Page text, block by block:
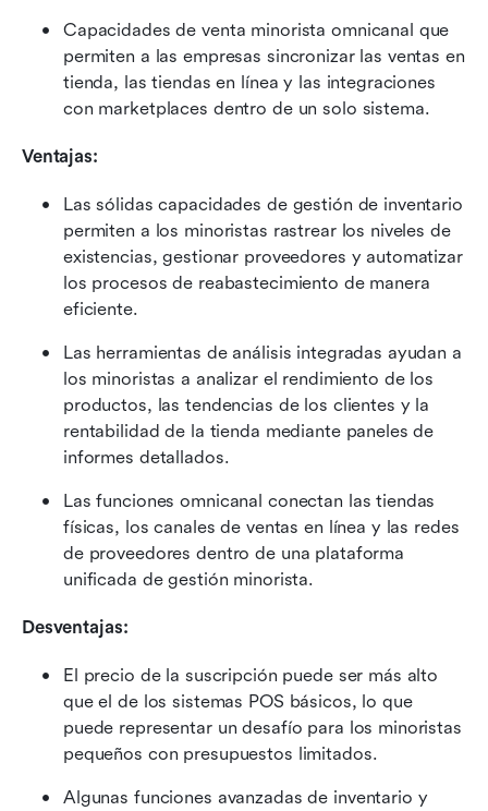
Capacidades de venta minorista omnicanal que
permiten a las empresas sincronizar las ventas en
tienda, las tiendas en línea y las integraciones
con marketplaces dentro de un solo sistema.
Ventajas:
Las sólidas capacidades de gestión de inventario
permiten a los minoristas rastrear los niveles de
existencias, gestionar proveedores y automatizar
los procesos de reabastecimiento de manera
eficiente.
Las herramientas de análisis integradas ayudan a
los minoristas a analizar el rendimiento de los
productos, las tendencias de los clientes y la
rentabilidad de la tienda mediante paneles de
informes detallados.
Las funciones omnicanal conectan las tiendas
físicas, los canales de ventas en línea y las redes
de proveedores dentro de una plataforma
unificada de gestión minorista.
Desventajas:
El precio de la suscripción puede ser más alto
que el de los sistemas POS básicos, lo que
puede representar un desafío para los minoristas
pequeños con presupuestos limitados.
Algunas funciones avanzadas de inventario y